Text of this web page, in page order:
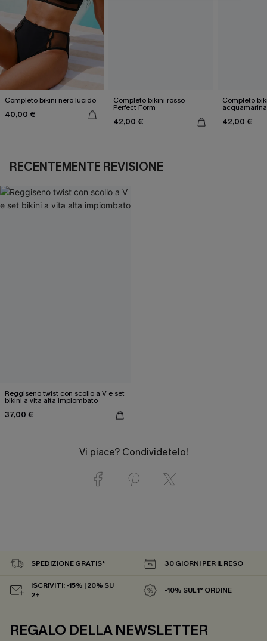
Completo bikini nero lucido
40,00 €
Completo bikini rosso
Perfect Form
42,00 €
Completo
42,00 €
RECENTEMENTE REVISIONE
Reggiseno twist con scollo a V e set
bikini a vita alta impiombato
37,00 €
Vi piace? Condividetelo!
SPEDIZIONE GRATIS* 30 GIORNI PER IL RESO
ISCRIVITI: -15% | 20% SU
2+
-10% SUL 1° ORDINE
REGALO DELLA NEWSLETTER